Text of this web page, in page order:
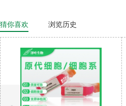
猜你喜欢 浏览历史